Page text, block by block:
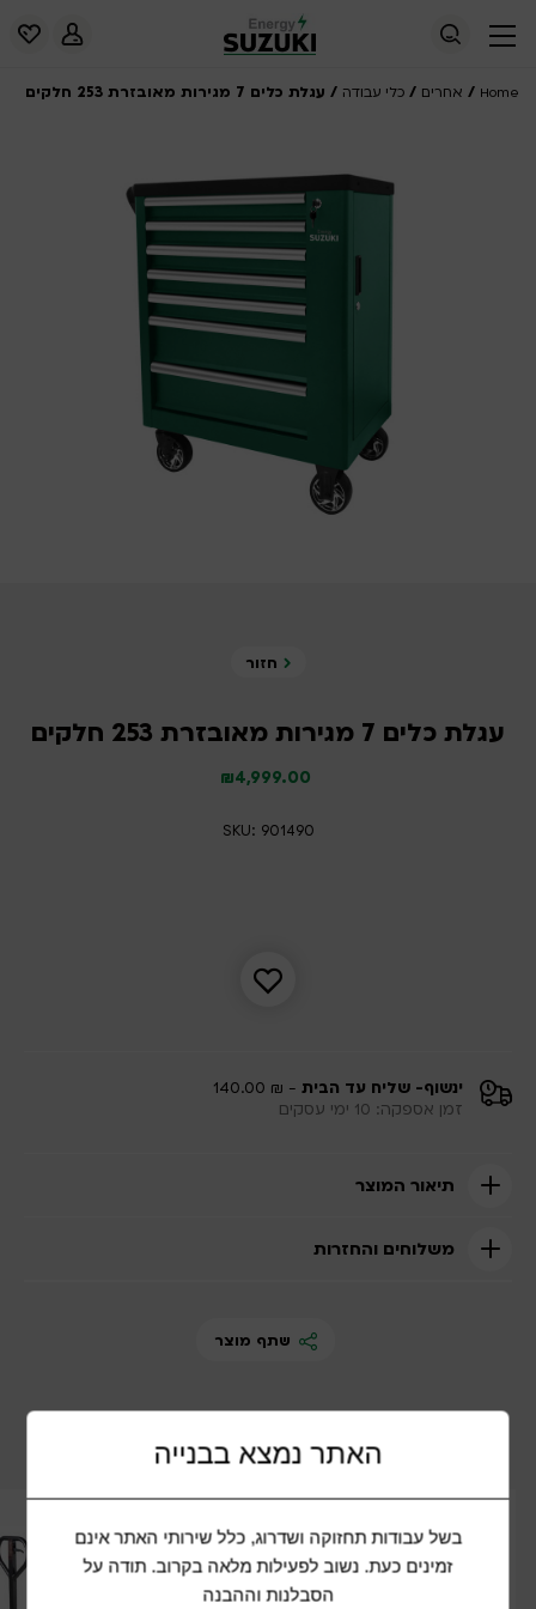
Home
/ אחרים / כלי עבודה / עגלת כלים 7 מגירות מאובזרת 253 חלקים
חזור
עגלת כלים 7 מגירות מאובזרת 253 חלקים
4,999.00
₪
SKU: 901490
ינשוף- שליח עד הבית - ₪ 140.00
זמן אספקה: 10 ימי עסקים
תיאור המוצר
משלוחים והחזרות
שתף מוצר
מוצרים נוספים שיכולים להתאים לכם
האתר נמצא בבנייה
בשל עבודות תחזוקה ושדרוג, כלל שירותי האתר אינם
זמינים כעת. נשוב לפעילות מלאה בקרוב. תודה על
הסבלנות וההבנה